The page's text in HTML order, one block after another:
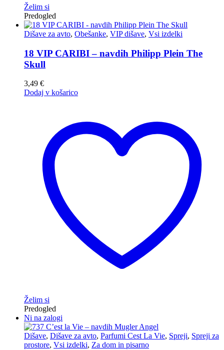
Želim si
Predogled
Dišave za avto, Obešanke, VIP dišave, Vsi izdelki
18 VIP CARIBI – navdih Philipp Plein The
Skull
3,49 €
Dodaj v košarico
Želim si
Predogled
Ni na zalogi
Dišave, Dišave za avto, Parfumi Cest La Vie, Spreji, Spreji za
prostore, Vsi izdelki, Za dom in pisarno